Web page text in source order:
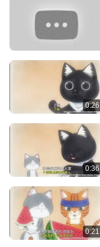
0:26
0:36
0:21